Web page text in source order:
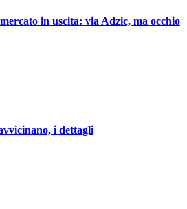
in uscita: via Adzic, ma occhio
i dettagli